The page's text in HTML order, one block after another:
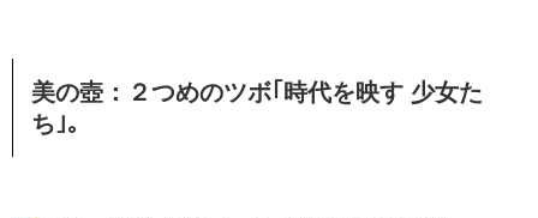
美の壺：２つめのツボ｢時代を映す 少女た
ち｣｡